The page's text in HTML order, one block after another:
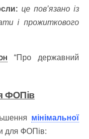
це пов’язано із
і прожиткового
“Про державний
ФОПів
мінімальної
для ФОПів: